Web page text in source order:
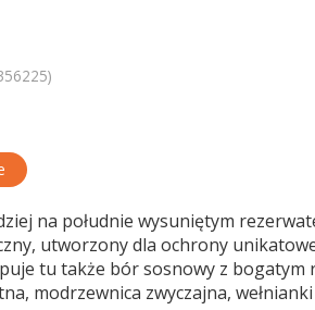
na południe wysuniętym
utworzony dla ochrony
tu także bór sosnowy z bogatym
modrzewnica zwyczajna,